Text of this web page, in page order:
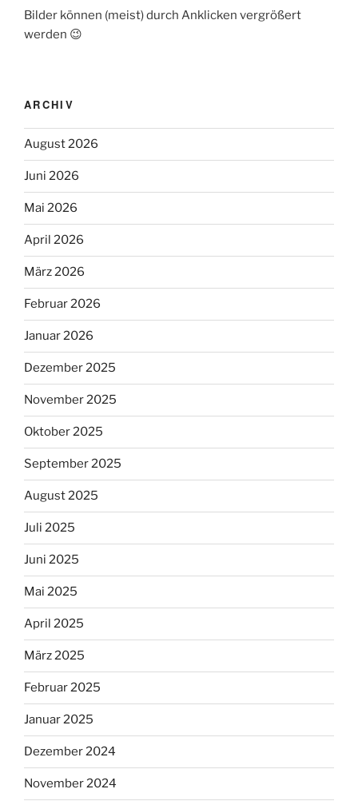
Bilder können (meist) durch Anklicken vergrößert
werden 😉
ARCHIV
August 2026
Juni 2026
Mai 2026
April 2026
März 2026
Februar 2026
Januar 2026
Dezember 2025
November 2025
Oktober 2025
September 2025
August 2025
Juli 2025
Juni 2025
Mai 2025
April 2025
März 2025
Februar 2025
Januar 2025
Dezember 2024
November 2024